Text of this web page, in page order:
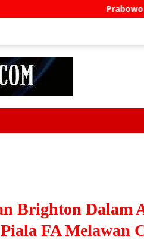
Prabowo Calls for
Brighton Dalam
FA Melawan